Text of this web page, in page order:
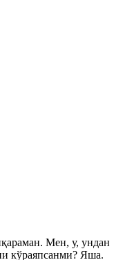
Мен, у, ундан
кўраяпсанми? Яша.